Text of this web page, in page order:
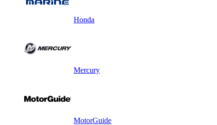
Honda
Mercury
MotorGuide